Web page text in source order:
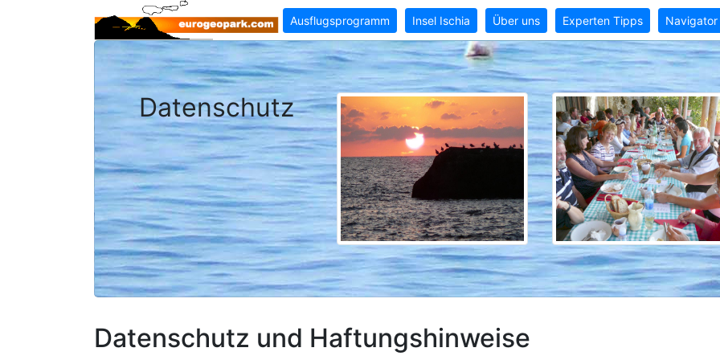
Ausflugsprogramm Insel Ischia Über uns Experten Tipps Navigator
Datenschutz
Datenschutz und Haftungshinweise